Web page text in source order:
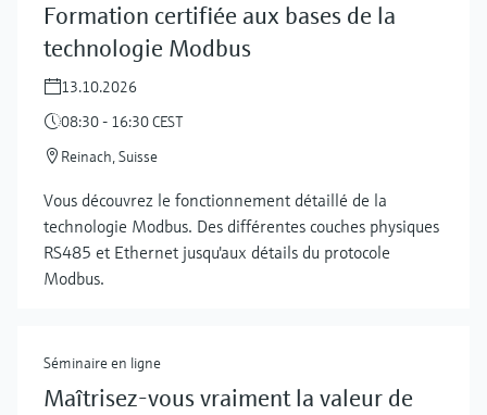
Formation certifiée aux bases de la
technologie Modbus
13.10.2026
08:30 - 16:30 CEST
Reinach, Suisse
Vous découvrez le fonctionnement détaillé de la
technologie Modbus. Des différentes couches physiques
RS485 et Ethernet jusqu'aux détails du protocole
Modbus.
Séminaire en ligne
Maîtrisez-vous vraiment la valeur de